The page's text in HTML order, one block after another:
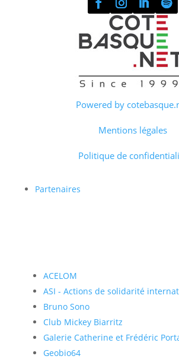
Powered by
Mentions légales
Politique de
Partenaires
ACELOM
ASI - Actions de solidarité
Bruno Sono
Club Mickey Biarritz
Galerie Catherine et Frédéric
Geobio64